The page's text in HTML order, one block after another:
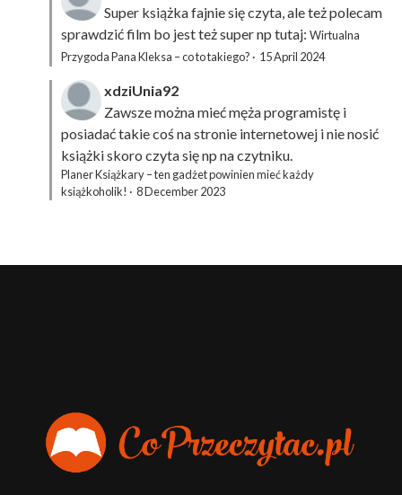
Super książka fajnie się czyta, ale też polecam
sprawdzić film bo jest też super np tutaj: Wirtualna
Przygoda Pana Kleksa – co to takiego? · 15 April 2024
xdziUnia92
Zawsze można mieć męża programistę i
posiadać takie coś na stronie internetowej i nie nosić
książki skoro czyta się np na czytniku.
Planer Książkary – ten gadżet powinien mieć każdy
książkoholik! · 8 December 2023